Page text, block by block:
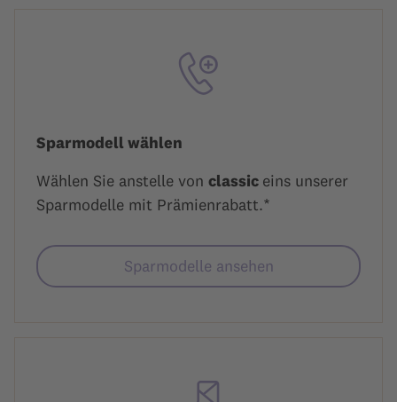
Sparmodell wählen
Wählen Sie anstelle von classic eins unserer
Sparmodelle mit Prämienrabatt.*
Sparmodelle ansehen